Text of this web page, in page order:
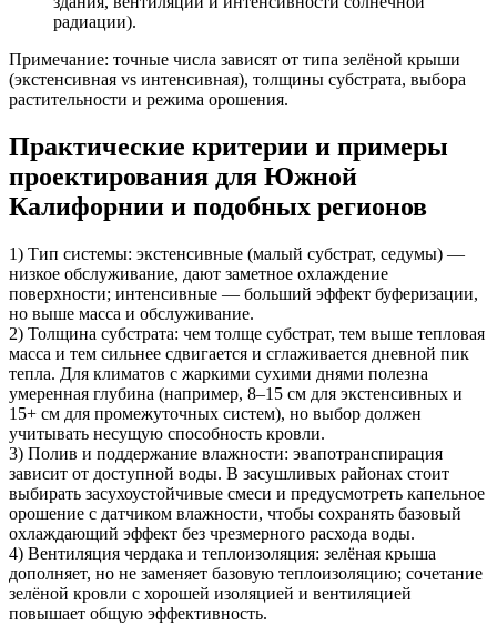
радиации).
Примечание: точные числа зависят от типа зелёной крыши
(экстенсивная vs интенсивная), толщины субстрата, выбора
растительности и режима орошения.
Практические критерии и примеры
проектирования для Южной
Калифорнии и подобных регионов
1) Тип системы: экстенсивные (малый субстрат, седумы) —
низкое обслуживание, дают заметное охлаждение
поверхности; интенсивные — больший эффект буферизации,
но выше масса и обслуживание.
2) Толщина субстрата: чем толще субстрат, тем выше тепловая
масса и тем сильнее сдвигается и сглаживается дневной пик
тепла. Для климатов с жаркими сухими днями полезна
умеренная глубина (например, 8–15 см для экстенсивных и
15+ см для промежуточных систем), но выбор должен
учитывать несущую способность кровли.
3) Полив и поддержание влажности: эвапотранспирация
зависит от доступной воды. В засушливых районах стоит
выбирать засухоустойчивые смеси и предусмотреть капельное
орошение с датчиком влажности, чтобы сохранять базовый
охлаждающий эффект без чрезмерного расхода воды.
4) Вентиляция чердака и теплоизоляция: зелёная крыша
дополняет, но не заменяет базовую теплоизоляцию; сочетание
зелёной кровли с хорошей изоляцией и вентиляцией
повышает общую эффективность.